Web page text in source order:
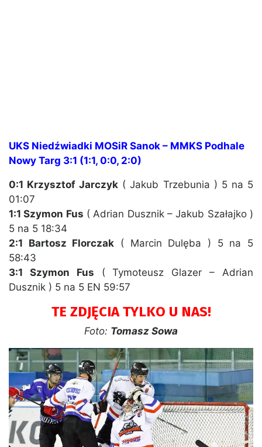
UKS Niedźwiadki MOSiR Sanok – MMKS Podhale
Nowy Targ 3:1 (1:1, 0:0, 2:0)
0:1 Krzysztof Jarczyk ( Jakub Trzebunia ) 5 na 5
01:07
1:1 Szymon Fus ( Adrian Dusznik – Jakub Szałajko )
5 na 5 18:34
2:1 Bartosz Florczak ( Marcin Dulęba ) 5 na 5
58:43
3:1 Szymon Fus ( Tymoteusz Glazer – Adrian
Dusznik ) 5 na 5 EN 59:57
TE ZDJĘCIA TYLKO U NAS!
Foto: Tomasz Sowa